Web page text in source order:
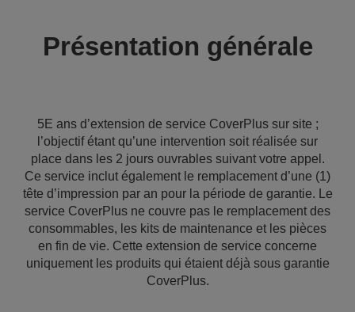
Présentation générale
5E ans d’extension de service CoverPlus sur site ;
l’objectif étant qu’une intervention soit réalisée sur
place dans les 2 jours ouvrables suivant votre appel.
Ce service inclut également le remplacement d’une (1)
tête d’impression par an pour la période de garantie. Le
service CoverPlus ne couvre pas le remplacement des
consommables, les kits de maintenance et les pièces
en fin de vie. Cette extension de service concerne
uniquement les produits qui étaient déjà sous garantie
CoverPlus.